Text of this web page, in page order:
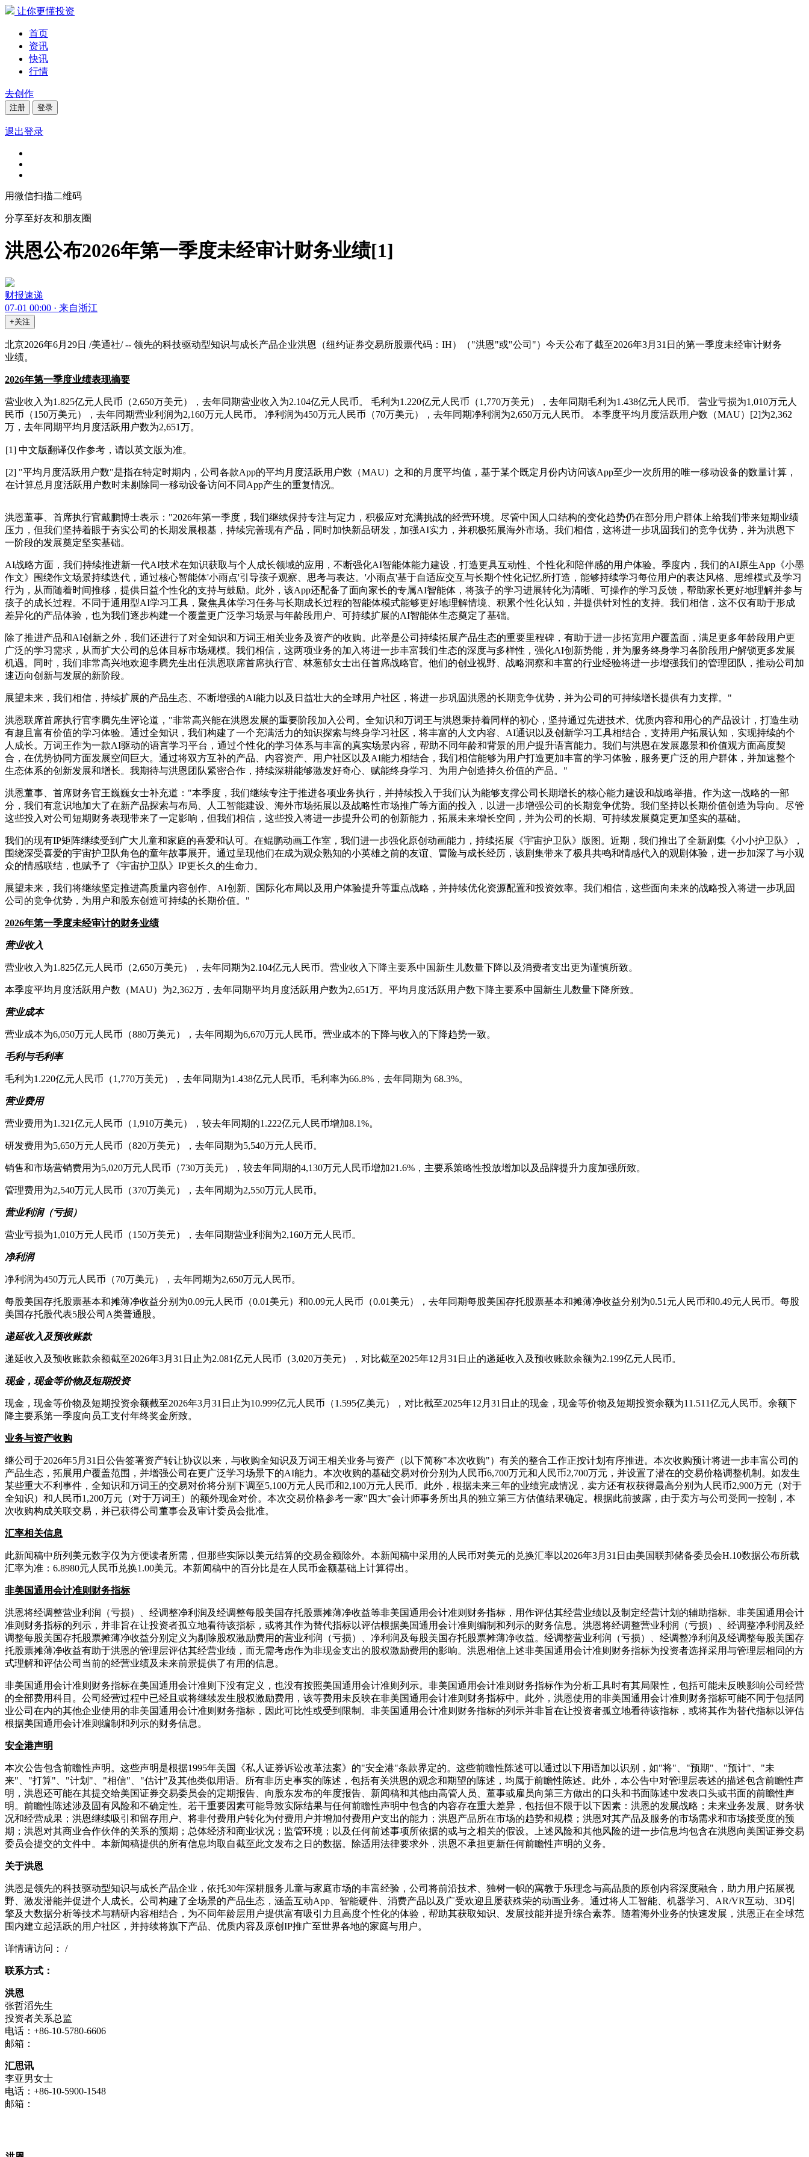
让你更懂投资
首页
资讯
快讯
行情
去创作
注册 登录
退出登录
用微信扫描二维码
分享至好友和朋友圈
洪恩公布2026年第一季度未经审计财务业绩[1]
财报速递
07-01 00:00 · 来自浙江
+关注
北京2026年6月29日 /美通社/ -- 领先的科技驱动型知识与成长产品企业洪恩（纽约证券交易所股票代码：IH）（"洪恩"或"公司"）今天公布了截至2026年3月31日的第一季度未经审计财务
业绩。
2026年第一季度业绩表现摘要
营业收入为1.825亿元人民币（2,650万美元），去年同期营业收入为2.104亿元人民币。 毛利为1.220亿元人民币（1,770万美元），去年同期毛利为1.438亿元人民币。 营业亏损为1,010万元人
民币（150万美元），去年同期营业利润为2,160万元人民币。 净利润为450万元人民币（70万美元），去年同期净利润为2,650万元人民币。 本季度平均月度活跃用户数（MAU）[2]为2,362
万，去年同期平均月度活跃用户数为2,651万。
[1] 中文版翻译仅作参考，请以英文版为准。
[2] "平均月度活跃用户数"是指在特定时期内，公司各款App的平均月度活跃用户数（MAU）之和的月度平均值，基于某个既定月份内访问该App至少一次所用的唯一移动设备的数量计算，
在计算总月度活跃用户数时未剔除同一移动设备访问不同App产生的重复情况。
洪恩董事、首席执行官戴鹏博士表示："2026年第一季度，我们继续保持专注与定力，积极应对充满挑战的经营环境。尽管中国人口结构的变化趋势仍在部分用户群体上给我们带来短期业绩
压力，但我们坚持着眼于夯实公司的长期发展根基，持续完善现有产品，同时加快新品研发，加强AI实力，并积极拓展海外市场。我们相信，这将进一步巩固我们的竞争优势，并为洪恩下
一阶段的发展奠定坚实基础。
AI战略方面，我们持续推进新一代AI技术在知识获取与个人成长领域的应用，不断强化AI智能体能力建设，打造更具互动性、个性化和陪伴感的用户体验。季度内，我们的AI原生App《小墨
作文》围绕作文场景持续迭代，通过核心智能体'小雨点'引导孩子观察、思考与表达。'小雨点'基于自适应交互与长期个性化记忆所打造，能够持续学习每位用户的表达风格、思维模式及学习
行为，从而随着时间推移，提供日益个性化的支持与鼓励。此外，该App还配备了面向家长的专属AI智能体，将孩子的学习进展转化为清晰、可操作的学习反馈，帮助家长更好地理解并参与
孩子的成长过程。不同于通用型AI学习工具，聚焦具体学习任务与长期成长过程的智能体模式能够更好地理解情境、积累个性化认知，并提供针对性的支持。我们相信，这不仅有助于形成
差异化的产品体验，也为我们逐步构建一个覆盖更广泛学习场景与年龄段用户、可持续扩展的AI智能体生态奠定了基础。
除了推进产品和AI创新之外，我们还进行了对全知识和万词王相关业务及资产的收购。此举是公司持续拓展产品生态的重要里程碑，有助于进一步拓宽用户覆盖面，满足更多年龄段用户更
广泛的学习需求，从而扩大公司的总体目标市场规模。我们相信，这两项业务的加入将进一步丰富我们生态的深度与多样性，强化AI创新势能，并为服务终身学习各阶段用户解锁更多发展
机遇。同时，我们非常高兴地欢迎李腾先生出任洪恩联席首席执行官、林葱郁女士出任首席战略官。他们的创业视野、战略洞察和丰富的行业经验将进一步增强我们的管理团队，推动公司加
速迈向创新与发展的新阶段。
展望未来，我们相信，持续扩展的产品生态、不断增强的AI能力以及日益壮大的全球用户社区，将进一步巩固洪恩的长期竞争优势，并为公司的可持续增长提供有力支撑。"
洪恩联席首席执行官李腾先生评论道，"非常高兴能在洪恩发展的重要阶段加入公司。全知识和万词王与洪恩秉持着同样的初心，坚持通过先进技术、优质内容和用心的产品设计，打造生动
有趣且富有价值的学习体验。通过全知识，我们构建了一个充满活力的知识探索与终身学习社区，将丰富的人文内容、AI通识以及创新学习工具相结合，支持用户拓展认知，实现持续的个
人成长。万词王作为一款AI驱动的语言学习平台，通过个性化的学习体系与丰富的真实场景内容，帮助不同年龄和背景的用户提升语言能力。我们与洪恩在发展愿景和价值观方面高度契
合，在优势协同方面发展空间巨大。通过将双方互补的产品、内容资产、用户社区以及AI能力相结合，我们相信能够为用户打造更加丰富的学习体验，服务更广泛的用户群体，并加速整个
生态体系的创新发展和增长。我期待与洪恩团队紧密合作，持续深耕能够激发好奇心、赋能终身学习、为用户创造持久价值的产品。"
洪恩董事、首席财务官王巍巍女士补充道："本季度，我们继续专注于推进各项业务执行，并持续投入于我们认为能够支撑公司长期增长的核心能力建设和战略举措。作为这一战略的一部
分，我们有意识地加大了在新产品探索与布局、人工智能建设、海外市场拓展以及战略性市场推广等方面的投入，以进一步增强公司的长期竞争优势。我们坚持以长期价值创造为导向。尽管
这些投入对公司短期财务表现带来了一定影响，但我们相信，这些投入将进一步提升公司的创新能力，拓展未来增长空间，并为公司的长期、可持续发展奠定更加坚实的基础。
我们的现有IP矩阵继续受到广大儿童和家庭的喜爱和认可。在鲲鹏动画工作室，我们进一步强化原创动画能力，持续拓展《宇宙护卫队》版图。近期，我们推出了全新剧集《小小护卫队》，
围绕深受喜爱的宇宙护卫队角色的童年故事展开。通过呈现他们在成为观众熟知的小英雄之前的友谊、冒险与成长经历，该剧集带来了极具共鸣和情感代入的观剧体验，进一步加深了与小观
众的情感联结，也赋予了《宇宙护卫队》IP更长久的生命力。
展望未来，我们将继续坚定推进高质量内容创作、AI创新、国际化布局以及用户体验提升等重点战略，并持续优化资源配置和投资效率。我们相信，这些面向未来的战略投入将进一步巩固
公司的竞争优势，为用户和股东创造可持续的长期价值。"
2026年第一季度未经审计的财务业绩
营业收入
营业收入为1.825亿元人民币（2,650万美元），去年同期为2.104亿元人民币。营业收入下降主要系中国新生儿数量下降以及消费者支出更为谨慎所致。
本季度平均月度活跃用户数（MAU）为2,362万，去年同期平均月度活跃用户数为2,651万。平均月度活跃用户数下降主要系中国新生儿数量下降所致。
营业成本
营业成本为6,050万元人民币（880万美元），去年同期为6,670万元人民币。营业成本的下降与收入的下降趋势一致。
毛利与毛利率
毛利为1.220亿元人民币（1,770万美元），去年同期为1.438亿元人民币。毛利率为66.8%，去年同期为 68.3%。
营业费用
营业费用为1.321亿元人民币（1,910万美元），较去年同期的1.222亿元人民币增加8.1%。
研发费用为5,650万元人民币（820万美元），去年同期为5,540万元人民币。
销售和市场营销费用为5,020万元人民币（730万美元），较去年同期的4,130万元人民币增加21.6%，主要系策略性投放增加以及品牌提升力度加强所致。
管理费用为2,540万元人民币（370万美元），去年同期为2,550万元人民币。
营业利润（亏损）
营业亏损为1,010万元人民币（150万美元），去年同期营业利润为2,160万元人民币。
净利润
净利润为450万元人民币（70万美元），去年同期为2,650万元人民币。
每股美国存托股票基本和摊薄净收益分别为0.09元人民币（0.01美元）和0.09元人民币（0.01美元），去年同期每股美国存托股票基本和摊薄净收益分别为0.51元人民币和0.49元人民币。每股
美国存托股代表5股公司A类普通股。
递延收入及预收账款
递延收入及预收账款余额截至2026年3月31日止为2.081亿元人民币（3,020万美元），对比截至2025年12月31日止的递延收入及预收账款余额为2.199亿元人民币。
现金，现金等价物及短期投资
现金，现金等价物及短期投资余额截至2026年3月31日止为10.999亿元人民币（1.595亿美元），对比截至2025年12月31日止的现金，现金等价物及短期投资余额为11.511亿元人民币。余额下
降主要系第一季度向员工支付年终奖金所致。
业务与资产收购
继公司于2026年5月31日公告签署资产转让协议以来，与收购全知识及万词王相关业务与资产（以下简称"本次收购"）有关的整合工作正按计划有序推进。本次收购预计将进一步丰富公司的
产品生态，拓展用户覆盖范围，并增强公司在更广泛学习场景下的AI能力。本次收购的基础交易对价分别为人民币6,700万元和人民币2,700万元，并设置了潜在的交易价格调整机制。如发生
某些重大不利事件，全知识和万词王的交易对价将分别下调至5,100万元人民币和2,100万元人民币。此外，根据未来三年的业绩完成情况，卖方还有权获得最高分别为人民币2,900万元（对于
全知识）和人民币1,200万元（对于万词王）的额外现金对价。本次交易价格参考一家"四大"会计师事务所出具的独立第三方估值结果确定。根据此前披露，由于卖方与公司受同一控制，本
次收购构成关联交易，并已获得公司董事会及审计委员会批准。
汇率相关信息
此新闻稿中所列美元数字仅为方便读者所需，但那些实际以美元结算的交易金额除外。本新闻稿中采用的人民币对美元的兑换汇率以2026年3月31日由美国联邦储备委员会H.10数据公布所载
汇率为准：6.8980元人民币兑换1.00美元。本新闻稿中的百分比是在人民币金额基础上计算得出。
非美国通用会计准则财务指标
洪恩将经调整营业利润（亏损）、经调整净利润及经调整每股美国存托股票摊薄净收益等非美国通用会计准则财务指标，用作评估其经营业绩以及制定经营计划的辅助指标。非美国通用会计
准则财务指标的列示，并非旨在让投资者孤立地看待该指标，或将其作为替代指标以评估根据美国通用会计准则编制和列示的财务信息。洪恩将经调整营业利润（亏损）、经调整净利润及经
调整每股美国存托股票摊薄净收益分别定义为剔除股权激励费用的营业利润（亏损）、净利润及每股美国存托股票摊薄净收益。经调整营业利润（亏损）、经调整净利润及经调整每股美国存
托股票摊薄净收益有助于洪恩的管理层评估其经营业绩，而无需考虑作为非现金支出的股权激励费用的影响。洪恩相信上述非美国通用会计准则财务指标为投资者选择采用与管理层相同的方
式理解和评估公司当前的经营业绩及未来前景提供了有用的信息。
非美国通用会计准则财务指标在美国通用会计准则下没有定义，也没有按照美国通用会计准则列示。非美国通用会计准则财务指标作为分析工具时有其局限性，包括可能未反映影响公司经营
的全部费用科目。公司经营过程中已经且或将继续发生股权激励费用，该等费用未反映在非美国通用会计准则财务指标中。此外，洪恩使用的非美国通用会计准则财务指标可能不同于包括同
业公司在内的其他企业使用的非美国通用会计准则财务指标，因此可比性或受到限制。非美国通用会计准则财务指标的列示并非旨在让投资者孤立地看待该指标，或将其作为替代指标以评估
根据美国通用会计准则编制和列示的财务信息。
安全港声明
本次公告包含前瞻性声明。这些声明是根据1995年美国《私人证券诉讼改革法案》的"安全港"条款界定的。这些前瞻性陈述可以通过以下用语加以识别，如"将"、"预期"、"预计"、"未
来"、"打算"、"计划"、"相信"、"估计"及其他类似用语。所有非历史事实的陈述，包括有关洪恩的观念和期望的陈述，均属于前瞻性陈述。此外，本公告中对管理层表述的描述包含前瞻性声
明，洪恩还可能在其提交给美国证券交易委员会的定期报告、向股东发布的年度报告、新闻稿和其他由高管人员、董事或雇员向第三方做出的口头和书面陈述中发表口头或书面的前瞻性声
明。前瞻性陈述涉及固有风险和不确定性。若干重要因素可能导致实际结果与任何前瞻性声明中包含的内容存在重大差异，包括但不限于以下因素：洪恩的发展战略；未来业务发展、财务状
况和经营成果；洪恩继续吸引和留存用户、将非付费用户转化为付费用户并增加付费用户支出的能力；洪恩产品所在市场的趋势和规模；洪恩对其产品及服务的市场需求和市场接受度的预
期；洪恩对其商业合作伙伴的关系的预期；总体经济和商业状况；监管环境；以及任何前述事项所依据的或与之相关的假设。上述风险和其他风险的进一步信息均包含在洪恩向美国证券交易
委员会提交的文件中。本新闻稿提供的所有信息均取自截至此文发布之日的数据。除适用法律要求外，洪恩不承担更新任何前瞻性声明的义务。
关于洪恩
洪恩是领先的科技驱动型知识与成长产品企业，依托30年深耕服务儿童与家庭市场的丰富经验，公司将前沿技术、独树一帜的寓教于乐理念与高品质的原创内容深度融合，助力用户拓展视
野、激发潜能并促进个人成长。公司构建了全场景的产品生态，涵盖互动App、智能硬件、消费产品以及广受欢迎且屡获殊荣的动画业务。通过将人工智能、机器学习、AR/VR互动、3D引
擎及大数据分析等技术与精研内容相结合，为不同年龄层用户提供富有吸引力且高度个性化的体验，帮助其获取知识、发展技能并提升综合素养。随着海外业务的快速发展，洪恩正在全球范
围内建立起活跃的用户社区，并持续将旗下产品、优质内容及原创IP推广至世界各地的家庭与用户。
详情请访问： /
联系方式：
洪恩
张哲滔先生
投资者关系总监
电话：+86-10-5780-6606
邮箱：
汇思讯
李亚男女士
电话：+86-10-5900-1548
邮箱：